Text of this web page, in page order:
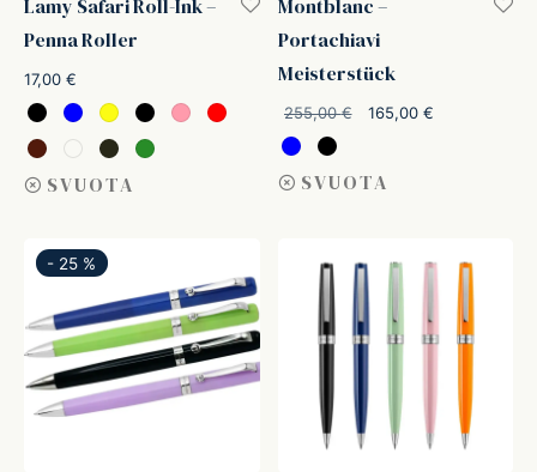
Lamy Safari Roll-Ink –
Penna Roller
17,00 €
SVUOTA
Montblanc –
Portachiavi
Meisterstück
255,00€
Il prezzo
165,00 €
SVUOTA
- 25 %